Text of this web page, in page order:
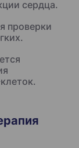
сердца.
проверки